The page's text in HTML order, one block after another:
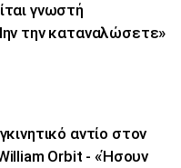
γνωστή
την καταναλώσετε»
αντίο στον
Orbit - «Ήσουν